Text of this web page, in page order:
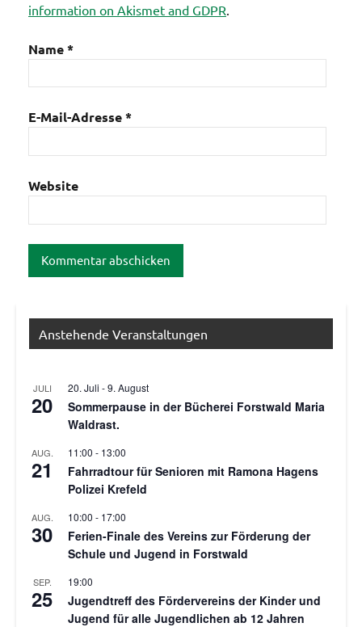
information on Akismet and GDPR
Name*
E-Mail-Adresse*
Website
Anstehende Veranstaltungen
JULI
20
20. Juli -9. August
Sommerpause in der Bücherei Forstwald Maria
Waldrast.
AUG.
21
11:00 - 13:00
Fahrradtour für Senioren mit Ramona Hagens
Polizei Krefeld
AUG.
30
10:00 - 17:00
Ferien-Finale des Vereins zur Förderung der
Schule und Jugend in Forstwald
SEP.
25
19:00
Jugendtreff des Fördervereins der Kinder und
Jugend für alle Jugendlichen ab 12 Jahren